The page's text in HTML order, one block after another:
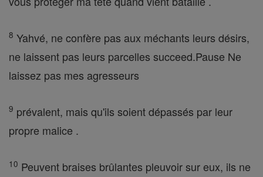
8 Yahvé, ne confère pas aux méchants leurs désirs,
ne laissent pas leurs parcelles succeed.Pause Ne
laissez pas mes agresseurs
9 prévalent, mais qu'ils soient dépassés par leur
propre malice .
10 Peuvent braises brûlantes pleuvoir sur eux, ils ne